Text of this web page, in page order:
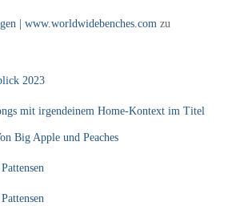
| www.worldwidebenches.com zu
2023
mit irgendeinem Home-Kontext im Titel
Big Apple und Peaches